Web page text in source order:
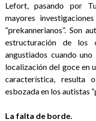
Lefort, pasando por
mayores
“prekannerianos”. Son
estructuración de los
angustiados cuando
localización del goce en
característica, resulta
esbozada en los autistas
La falta de borde.